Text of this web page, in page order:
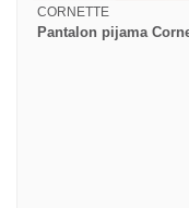
CORNETTE
Pantalon pijama